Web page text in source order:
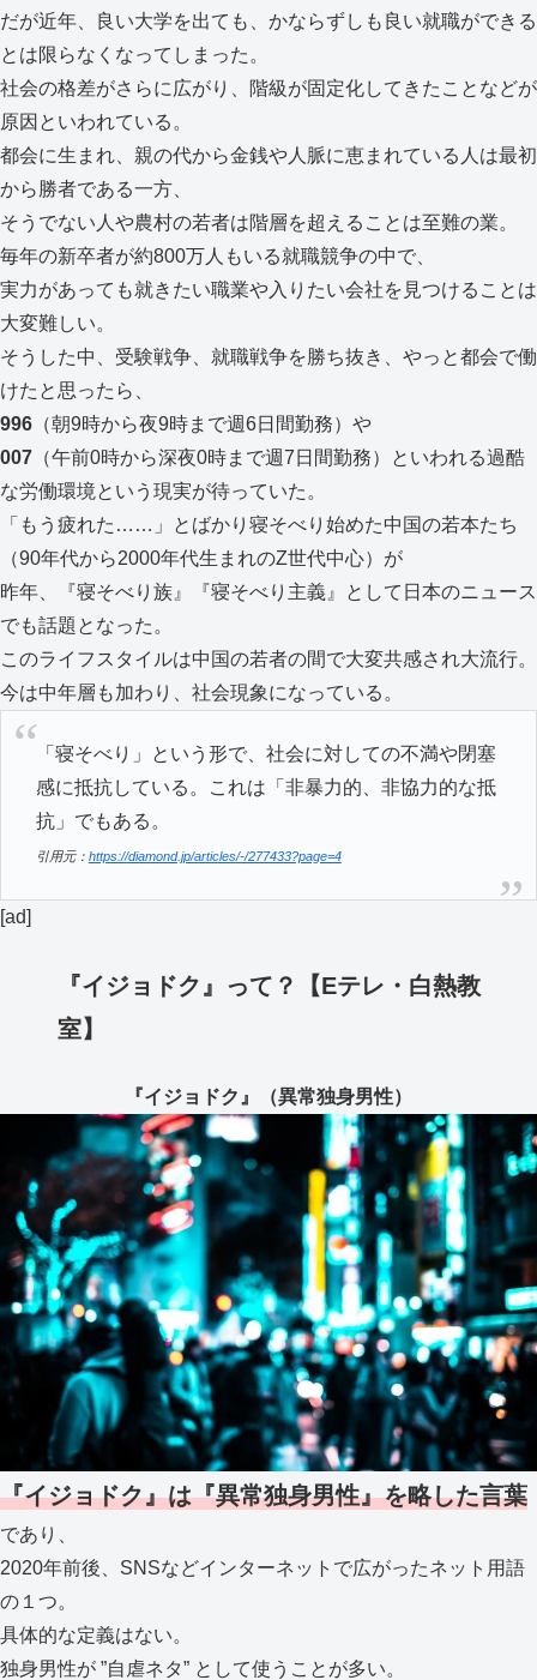
だが近年、良い大学を出ても、かならずしも良い就職ができる
とは限らなくなってしまった。
社会の格差がさらに広がり、階級が固定化してきたことなどが
原因といわれている。
都会に生まれ、親の代から金銭や人脈に恵まれている人は最初
から勝者である一方、
そうでない人や農村の若者は階層を超えることは至難の業。
毎年の新卒者が約800万人もいる就職競争の中で、
実力があっても就きたい職業や入りたい会社を見つけることは
大変難しい。
そうした中、受験戦争、就職戦争を勝ち抜き、やっと都会で働
けたと思ったら、
996 （朝9時から夜9時まで週6日間勤務）や
007 （午前0時から深夜0時まで週7日間勤務）といわれる過酷
な労働環境という現実が待っていた。
「もう疲れた……」とばかり寝そべり始めた中国の若本たち
（90年代から2000年代生まれのZ世代中心）が
昨年、『寝そべり族』『寝そべり主義』として日本のニュース
でも話題となった。
このライフスタイルは中国の若者の間で大変共感され大流行。
今は中年層も加わり、社会現象になっている。
「寝そべり」という形で、社会に対しての不満や閉塞
感に抵抗している。これは「非暴力的、非協力的な抵
抗」でもある。
引用元： https://diamond.jp/articles/-/277433?page=4
[ad]
『イジョドク』って？【Eテレ・白熱教
室】
『イジョドク』（異常独身男性）
『イジョドク』は『異常独身男性』を略した言葉
であり、
2020年前後、SNSなどインターネットで広がったネット用語
の１つ。
具体的な定義はない。
独身男性が ”自虐ネタ” として使うことが多い。